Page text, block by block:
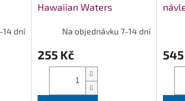
14 dní
Hawaiian Waters
Na objednávku 7-14 dní
255 Kč